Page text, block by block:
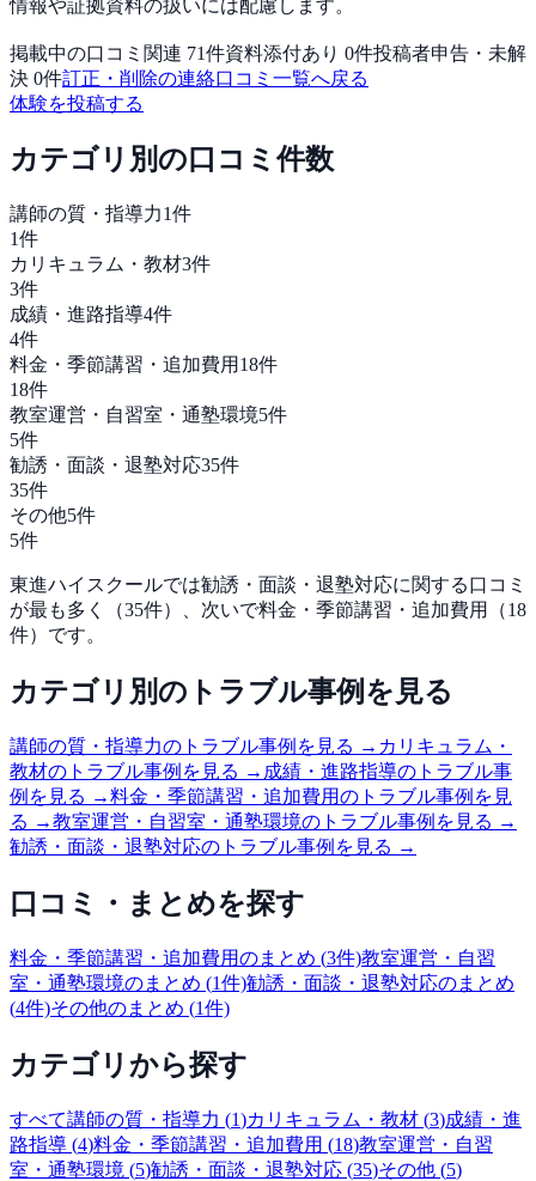
情報や証拠資料の扱いには配慮します。
掲載中の口コミ関連 71件資料添付あり 0件投稿者申告・未解
決 0件訂正・削除の連絡口コミ一覧へ戻る
体験を投稿する
カテゴリ別の口コミ件数
講師の質・指導力1件
1件
カリキュラム・教材3件
3件
成績・進路指導4件
4件
料金・季節講習・追加費用 18件
18件
教室運営・自習室・通塾環境5件
5件
勧誘・面談・退塾対応35件
35件
その他5件
5件
東進ハイスクールでは勧誘・面談・退塾対応に関する口コミ
が最も多く（35件）、次いで料金・季節講習・追加費用 （18
件）です。
カテゴリ別のトラブル事例を見る
講師の質・指導力のトラブル事例を見る → カリキュラム・
教材のトラブル事例を見る → 成績・進路指導のトラブル事
例を見る →料金・季節講習・追加費用のトラブル事例を見
る →教室運営・自習室・通塾環境のトラブル事例を見る →
勧誘・面談・退塾対応のトラブル事例を見る →
口コミ・まとめを探す
料金・季節講習・追加費用のまとめ (3件)教室運営・自習
室・通塾環境のまとめ (1件)勧誘・面談・退塾対応のまとめ
(4件)その他のまとめ (1件)
カテゴリから探す
すべて講師の質・指導力 (1)カリキュラム・教材 (3)成績・進
路指導 (4)料金・季節講習・追加費用 (18)教室運営・自習
室・通塾環境 (5)勧誘・面談・退塾対応 (35)その他 (5)